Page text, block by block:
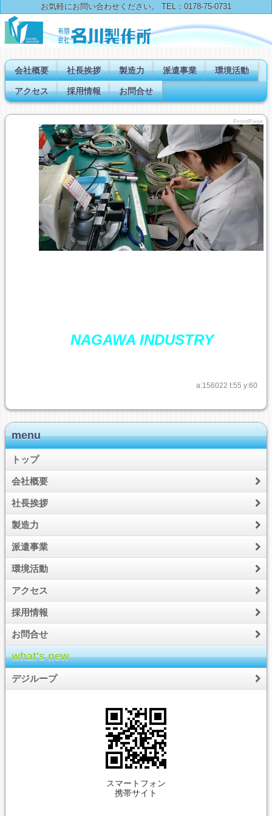
お気軽にお問い合わせください。 TEL：0178-75-0731
会社概要 社長挨拶 製造力 派遣事業 環境活動
アクセス 採用情報 お問合せ
FrontPage
NAGAWA INDUSTRY
a:156022 t:55 y:60
menu
トップ
会社概要
社長挨拶
製造力
派遣事業
環境活動
アクセス
採用情報
お問合せ
what's new
デジループ
スマートフォン
携帯サイト